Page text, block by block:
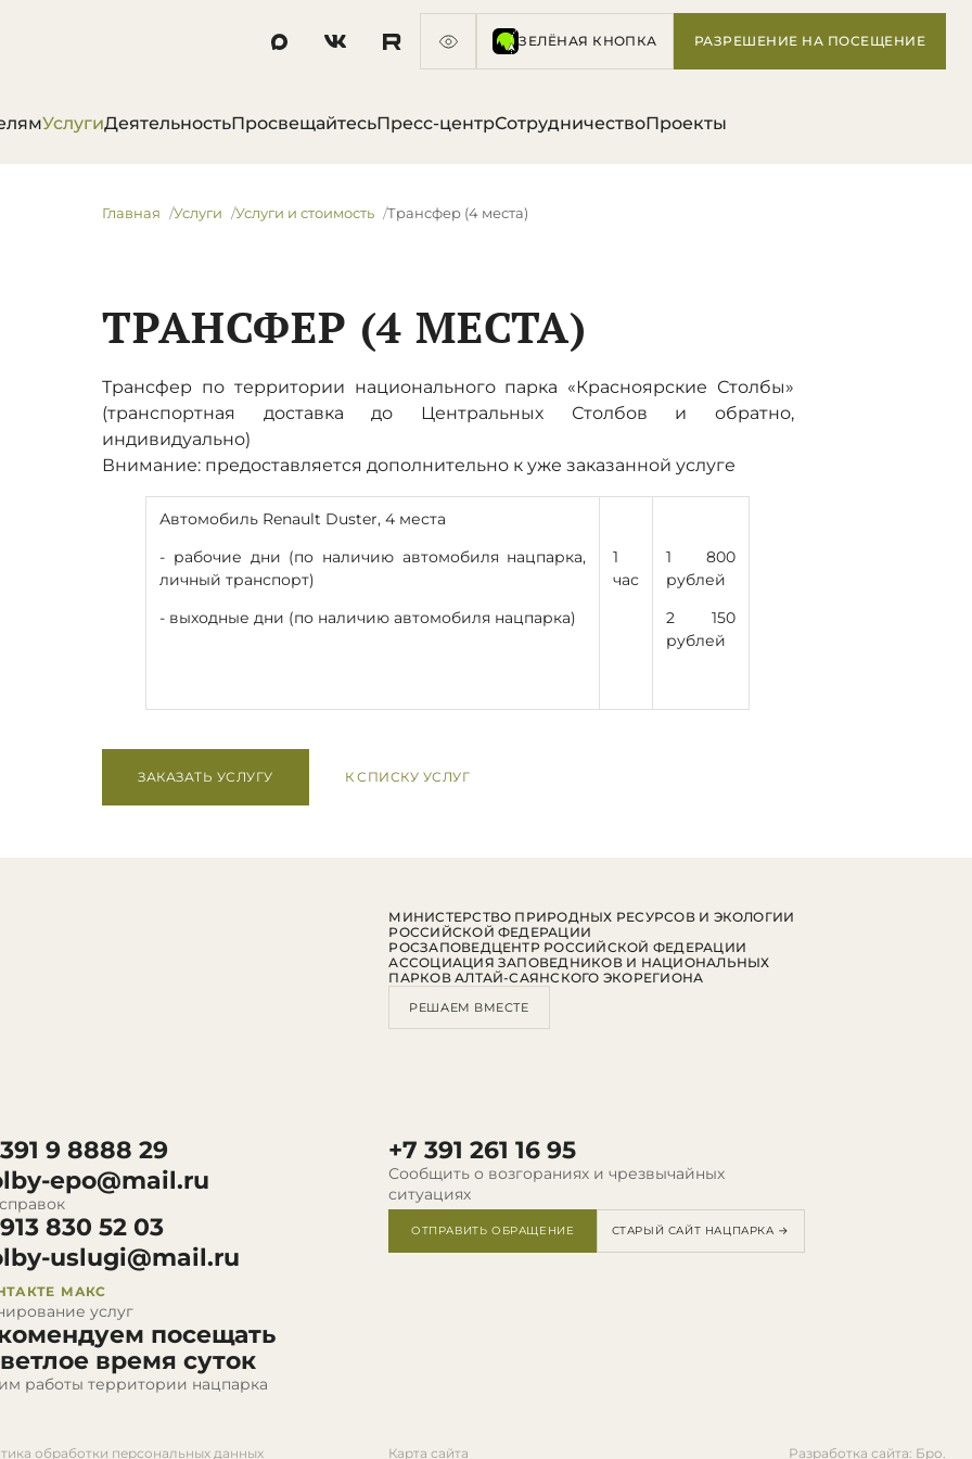
ЗЕЛЁНАЯ КНОПКА РАЗРЕШЕНИЕ НА ПОСЕЩЕНИЕ
УслугиДеятельностьПросвещайтесьПресс-центрСотрудничествоПроекты
Главная Услуги Услуги и стоимость Трансфер (4 места)
ТРАНСФЕР (4 МЕСТА)
Трансфер по территории национального парка «Красноярские Столбы»
(транспортная доставка до Центральных Столбов и обратно,
индивидуально)
Внимание: предоставляется дополнительно к уже заказанной услуге
Автомобиль Renault Duster, 4 места
- рабочие дни (по наличию автомобиля нацпарка,
личный транспорт)
- выходные дни (по наличию автомобиля нацпарка)
1
час
1 800
рублей
2 150
рублей
ЗАКАЗАТЬ УСЛУГУ К СПИСКУ УСЛУГ
9 8888 29
epo@mail.ru
830 52 03
uslugi@mail.ru
МАКС
услуг
посещать
время суток
работы территории нацпарка
+7 391 261 16 95
Сообщить о возгораниях и чрезвычайных
ситуациях
ОТПРАВИТЬ ОБРАЩЕНИЕ СТАРЫЙ САЙТ НАЦПАРКА →
МИНИСТЕРСТВО ПРИРОДНЫХ РЕСУРСОВ И ЭКОЛОГИИ
РОССИЙСКОЙ ФЕДЕРАЦИИ
РОСЗАПОВЕДЦЕНТР РОССИЙСКОЙ ФЕДЕРАЦИИ
АССОЦИАЦИЯ ЗАПОВЕДНИКОВ И НАЦИОНАЛЬНЫХ
ПАРКОВ АЛТАЙ-САЯНСКОГО ЭКОРЕГИОНА
РЕШАЕМ ВМЕСТЕ
обработки персональных данных Карта сайта Разработка сайта: Бро.